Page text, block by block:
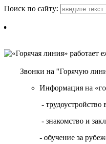
Поиск по сайту:
Звонки на "Горячую
Информация на
-
- знакомство и
- обучение за